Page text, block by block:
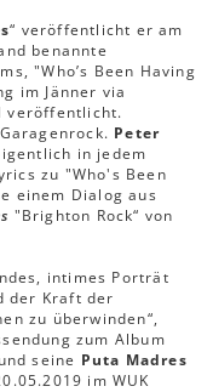
“ veröffentlicht er am
benannte
"Who’s Been Having
im Jänner via
veröffentlicht.
Peter
in jedem
zu "Who's Been
einem Dialog aus
"Brighton Rock“ von
intimes Porträt
der Kraft der
zu überwinden“,
zum Album
und seine Puta Madres
im WUK